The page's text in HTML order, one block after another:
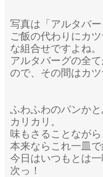
写真は「アルタバ
ご飯の代わりにカ
な組合せですよね。
アルタバーグの全
ので、その間はカ
ふわふわのパンか
カリカリ。
味もさることなが
本来ならこれ一皿
今日はいつもとは
次っ！